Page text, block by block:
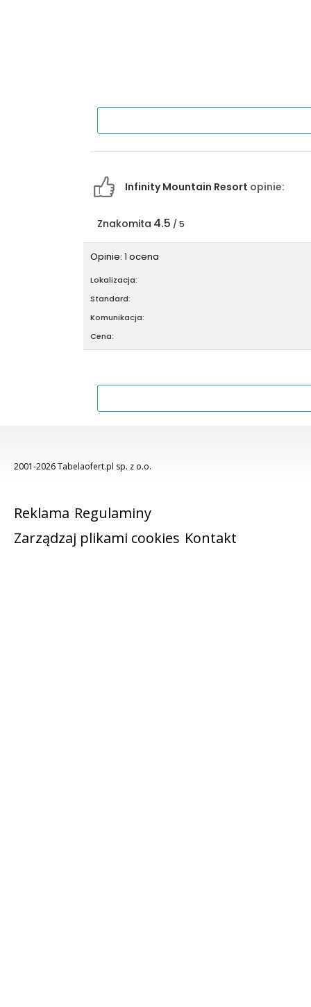
Infinity Mountain Resort opinie:
Znakomita 4.5 / 5
Opinie: 1 ocena
Lokalizacja:
Standard:
Komunikacja:
Cena:
2001-2026 Tabelaofert.pl sp. z o.o.
Reklama Regulaminy
Zarządzaj plikami cookies Kontakt